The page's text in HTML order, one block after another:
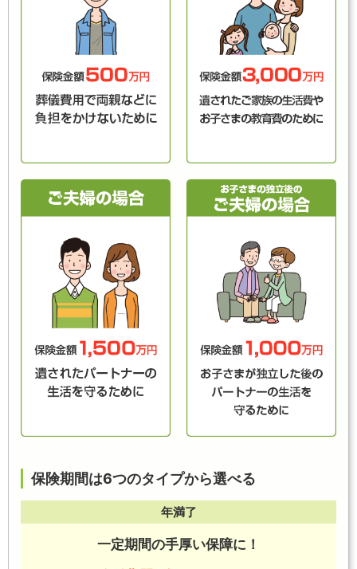
保険期間は6つのタイプから選べる
年満了
一定期間の手厚い保障に！